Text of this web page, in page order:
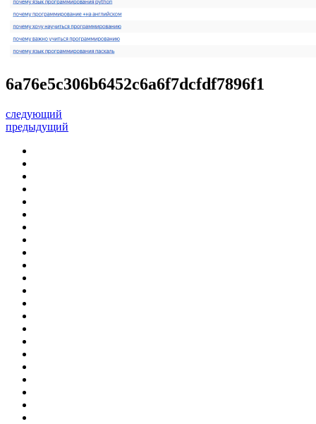
6a76e5c306b6452c6a6f7dcfdf7896f1
следующий
предыдущий